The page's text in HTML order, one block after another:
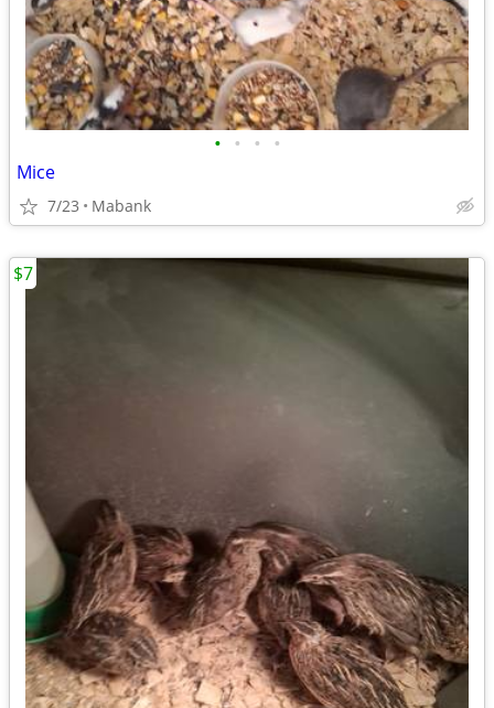
• • • •
Mice
7/23 Mabank
$7